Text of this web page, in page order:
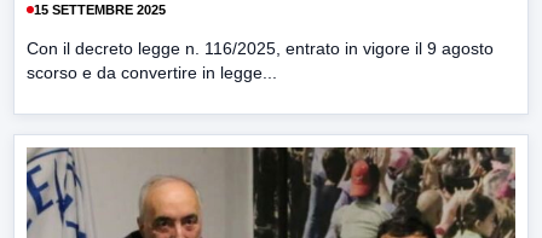
15 SETTEMBRE 2025
Con il decreto legge n. 116/2025, entrato in vigore il 9 agosto
scorso e da convertire in legge...